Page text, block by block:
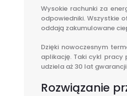
Wysokie rachunki za
odpowiedniki. Wszystkie
oddają zakumulowane
Dzięki nowoczesnym
aplikację. Taki cykl pracy
udziela aż 30 lat
Rozwiązanie